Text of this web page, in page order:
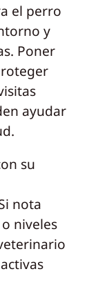
el perro
y
Poner
ayudar
su
nota
niveles